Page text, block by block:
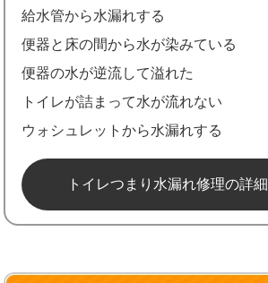
給水管から水漏れする
便器と床の間から水が染みている
便器の水が逆流して溢れた
トイレが詰まって水が流れない
ウォシュレットから水漏れする
トイレつまり水漏れ修理の詳細